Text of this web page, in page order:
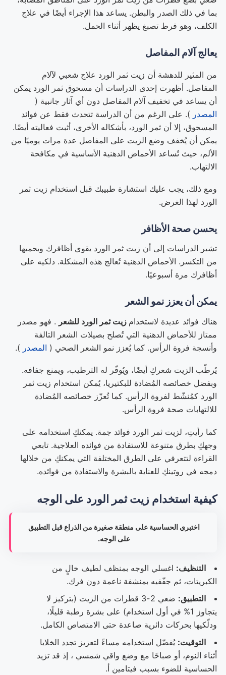
بما في ذلك الصدر والبطن. يساعد هذا الإجراء أيضًا في علاج
الكلف، وهو فرط تصبغ يظهر أثناء الحمل.
يعالج آلام المفاصل
من المثير للدهشة أن زيت ثمر الورد علاج شعبي لآلام
المفاصل. أظهرت إحدى الدراسات أن مسحوق ثمر الورد يمكن
أن يساعد في تخفيف آلام المفاصل دون أي آثار جانبية (
المصدر ). على الرغم من أن الدراسة تتحدث فقط عن فوائد
المسحوق، إلا أن ثمر الورد، بأشكاله الأخرى، أثبت فعاليته أيضًا.
يمكن أن يُخفف وضع الزيت على المفاصل عدة مرات يوميًا من
الألم، حيث تُساعد الأحماض الدهنية الأساسية في مكافحة
الالتهاب.
ومع ذلك، يجب عليك استشارة طبيبك قبل استخدام زيت ثمر
الورد لهذا الغرض.
يحسن صحة الأظافر
تشير الدراسات إلى أن زيت ثمر الورد يقوي أظافرك ويحميها
من التكسر. الأحماض الدهنية تُعالج هذه المشكلة. دلكيه على
أظافرك مرة أسبوعيًا.
يمكن أن يعزز نمو الشعر
هناك فوائد عديدة لاستخدام زيت ثمر الورد للشعر . فهو مصدر
ممتاز للأحماض الدهنية التي تُصلح بصيلات الشعر التالفة
وأنسجة فروة الرأس. كما يُعزز نمو الشعر الصحي ( المصدر ).
يُرطّب الزيت شعركِ أيضًا، ويُوفّر له الترطيب، ويمنع جفافه.
وبفضل خصائصه المُضادة للبكتيريا، يُمكن استخدام زيت ثمر
الورد كمُنشّط لفروة الرأس. كما تُعزّز خصائصه المُضادة
للالتهابات صحة فروة الرأس.
كما رأيتِ، لزيت ثمر الورد فوائد جمة. يمكنكِ استخدامه على
وجهكِ بطرق متنوعة للاستفادة من فوائده العلاجية. تابعي
القراءة لتتعرفي على الطرق المختلفة التي يمكنكِ من خلالها
دمجه في روتينكِ للعناية بالبشرة والاستفادة من فوائده.
كيفية استخدام زيت ثمر الورد على الوجه
اختبري الحساسية على منطقة صغيرة من الذراع قبل التطبيق
على الوجه.
التنظيف: اغسلي الوجه بمنظف لطيف خالٍ من
الكبريتات، ثم جفّفيه بمنشفة ناعمة دون فرك.
التطبيق:
ضعي 2-3 قطرات من الزيت (بتركيز لا
يتجاوز 1% في أول استخدام) على بشرة رطبة قليلًا،
ودلّكيها بحركات دائرية صاعدة حتى الامتصاص الكامل.
التوقيت: يُفضّل استخدامه مساءً لتعزيز تجدد الخلايا
أثناء النوم، أو صباحًا مع وضع واقي شمسي ، إذ قد تزيد
الحساسية للضوء بسبب فيتامين أ.